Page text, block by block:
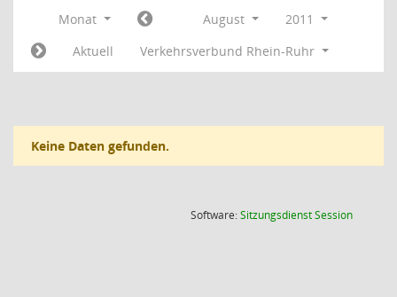
Monat August
2011
Aktuell
Verkehrsverbund Rhein-Ruhr
Keine Daten gefunden.
Software:SitzungsdienstSession(Wird in